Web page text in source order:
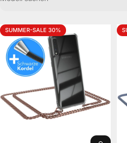
SUMMER-SALE 30%